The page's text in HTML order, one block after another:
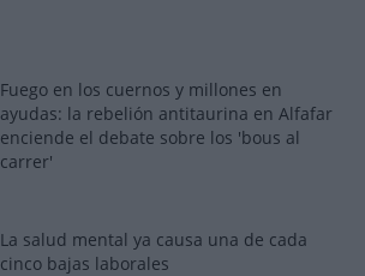
Fuego en los cuernos y millones en
ayudas: la rebelión antitaurina en Alfafar
enciende el debate sobre los 'bous al
carrer'
La salud mental ya causa una de cada
cinco bajas laborales